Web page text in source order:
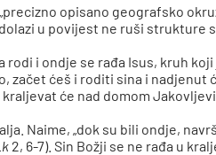
opisano geografsko
dolazi u povijest ne ruši
i ondje se rađa Isus, kruh
ćeš i roditi sina i nadjenut
će nad domom
Naime, „dok su bili ondje,
2, 6-7). Sin Božji se ne rađa u